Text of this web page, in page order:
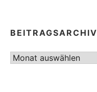
BEITRAGSARCHIV
Beitragsarchiv